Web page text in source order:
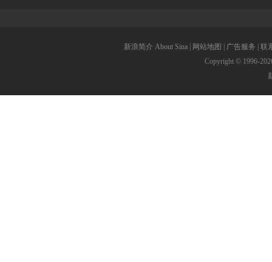
新浪简介 About Sina 网站地图 广告服务
联
Copyright © 1996-